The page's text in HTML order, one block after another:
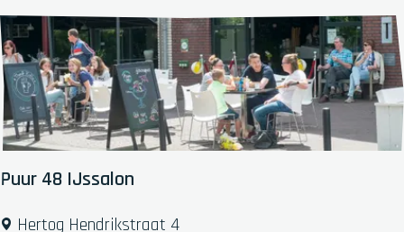
n
'
a
n
g
e
l
B
a
rPuur 48 IJssalon
P Hertog Hendrikstraat 4